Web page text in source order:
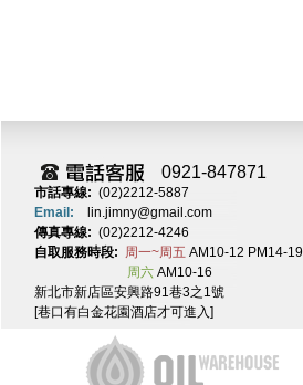
0921-847871
市話專線: (02)2212-5887
Email: lin.jimny@gmail.com
傳真專線: (02)2212-4246
自取服務時段: 周一~周五 AM10-12 PM14-19
周六 AM10-16
新北市新店區安興路91巷3之1號
[巷口有白金花園酒店才可進入]